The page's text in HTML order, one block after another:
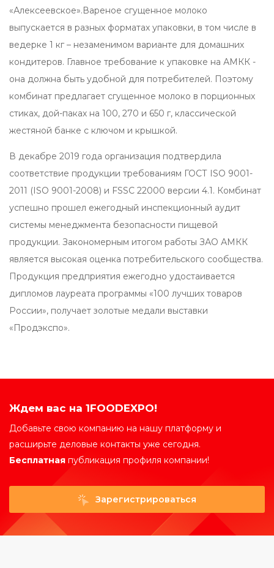
«Алексеевское».Вареное сгущенное молоко
выпускается в разных форматах упаковки, в том числе в
ведерке 1 кг – незаменимом варианте для домашних
кондитеров. Главное требование к упаковке на АМКК -
она должна быть удобной для потребителей. Поэтому
комбинат предлагает сгущенное молоко в порционных
стиках, дой-паках на 100, 270 и 650 г, классической
жестяной банке с ключом и крышкой.
В декабре 2019 года организация подтвердила
соответствие продукции требованиям ГОСТ ISO 9001-
2011 (ISO 9001-2008) и FSSC 22000 версии 4.1. Комбинат
успешно прошел ежегодный инспекционный аудит
системы менеджмента безопасности пищевой
продукции. Закономерным итогом работы ЗАО АМКК
является высокая оценка потребительского сообщества.
Продукция предприятия ежегодно удостаивается
дипломов лауреата программы «100 лучших товаров
России», получает золотые медали выставки
«Продэкспо».
Ждем вас на 1FOODEXPO!
Добавьте свою компанию на нашу платформу и
расширьте деловые контакты уже сегодня.
Бесплатная публикация профиля компании!
Зарегистрироваться